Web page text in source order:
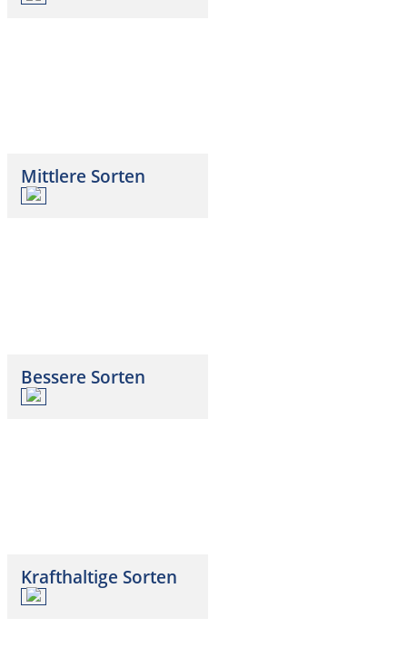
Mittlere Sorten
Bessere Sorten
Krafthaltige Sorten